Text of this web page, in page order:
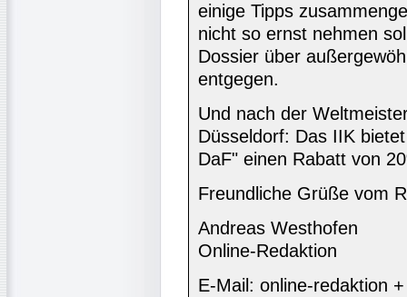
einige Tipps
nicht so ernst nehmen
Dossier über
entgegen.
Und nach der
Düsseldorf: Das IIK
DaF" einen Rabatt von
Freundliche Grüße vom
Andreas Westhofen
Online-Redaktion
E-Mail: online-redaktion